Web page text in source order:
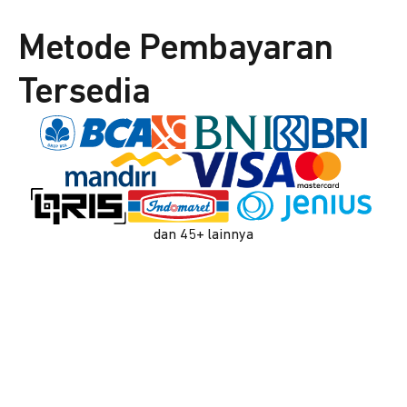
Metode Pembayaran
Tersedia
dan 45+ lainnya